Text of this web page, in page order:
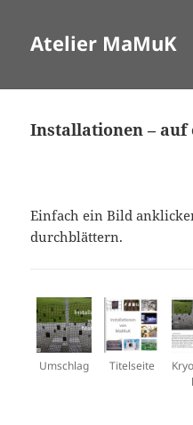
Atelier MaMuK
Installationen – auf
Einfach ein Bild
durchblättern.
Umschlag Titelseite